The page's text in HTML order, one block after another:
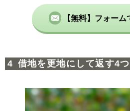
【無料】フォー
借地を更地にして返す4